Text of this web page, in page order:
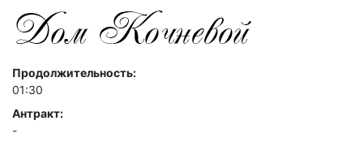
Продолжительность:
01:30
Антракт:
-